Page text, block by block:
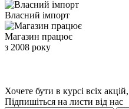
Власний імпорт
Магазин працює
з 2008 року
Хочете бути в курсі всіх
Підпишіться на листи від нас